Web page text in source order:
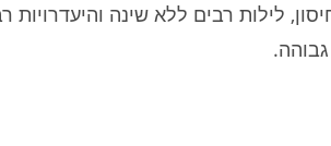
לילות רבים ללא שינה